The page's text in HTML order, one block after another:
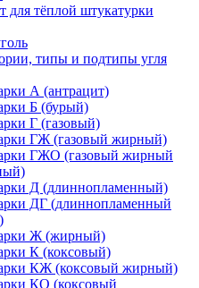
для тёплой штукатурки
типы и подтипы угля
А (антрацит)
Б (бурый)
Г (газовый)
ГЖ (газовый жирный)
ГЖО (газовый жирный
Д (длиннопламенный)
ДГ (длиннопламенный
Ж (жирный)
К (коксовый)
КЖ (коксовый жирный)
КО (коксовый